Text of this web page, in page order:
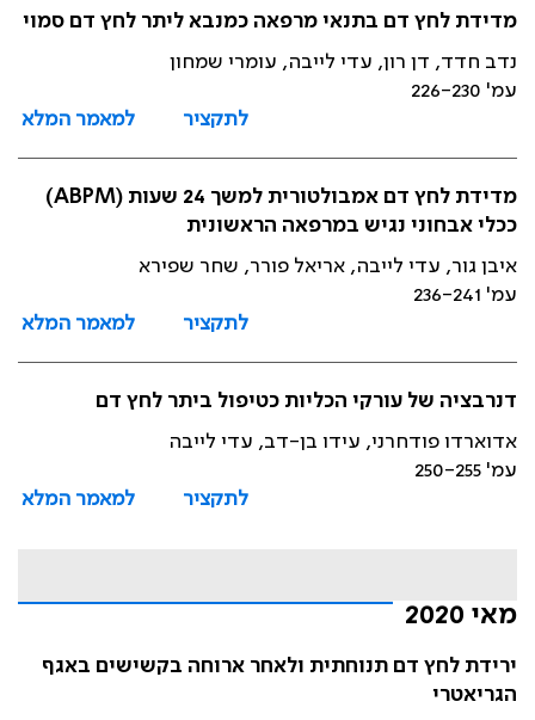
מדידת לחץ דם בתנאי מרפאה כמנבא ליתר לחץ דם סמוי
נדב חדד, דן רון, עדי לייבה, עומרי שמחון
עמ' 226-230
לתקציר
למאמר המלא
מדידת לחץ דם אמבולטורית למשך 24 שעות (ABPM)
ככלי אבחוני נגיש במרפאה הראשונית
איבן גור, עדי לייבה, אריאל פורר, שחר שפירא
עמ' 236-241
לתקציר
למאמר המלא
דנרבציה של עורקי הכליות כטיפול ביתר לחץ דם
אדוארדו פודחרני, עידו בן-דב, עדי לייבה
עמ' 250-255
לתקציר
למאמר המלא
מאי 2020
ירידת לחץ דם תנוחתית ולאחר ארוחה בקשישים באגף
הגריאטרי